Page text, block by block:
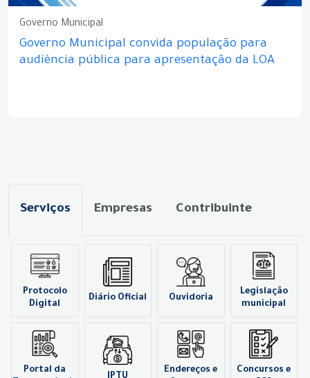
Governo Municipal
Governo Municipal convida população para
audiência pública para apresentação da LOA
Serviços Empresas Contribuinte
Protocolo
Digital
Diário Oficial Ouvidoria
Legislação
municipal
Portal da
Endereços e
Concursos e